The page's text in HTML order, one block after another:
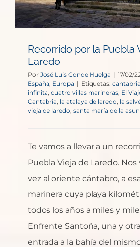
Recorrido por la Puebla
Laredo
Por José Luis Conde Huelga | 17/02/22
España Europa | Etiquetas: cantabria
infinita cuatro villas marineras El
Cantabria la atalaya de laredo la
vieja de laredo santa maría de la
Te vamos a llevar a un
Puebla Vieja de Laredo. Nos
vez al oriente cántabro, a
marinera cuya playa
todos los años a miles y
Enfrente Santoña, una y
entrada a la bahía del